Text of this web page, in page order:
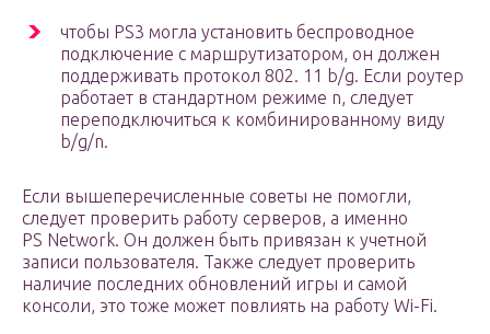
чтобы PS3 могла установить беспроводное
подключение с маршрутизатором, он должен
поддерживать протокол 802. 11 b/g. Если роутер
работает в стандартном режиме n, следует
переподключиться к комбинированному виду
b/g/n.
Если вышеперечисленные советы не помогли,
следует проверить работу серверов, а именно
PS Network. Он должен быть привязан к учетной
записи пользователя. Также следует проверить
наличие последних обновлений игры и самой
консоли, это тоже может повлиять на работу Wi-Fi.